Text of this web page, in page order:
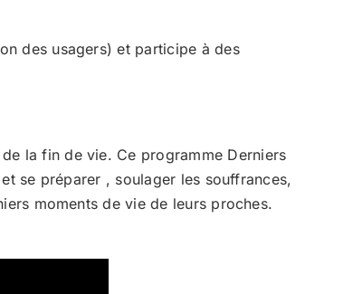
des usagers) et participe à des
la fin de vie. Ce programme Derniers
se préparer , soulager les souffrances,
moments de vie de leurs proches.